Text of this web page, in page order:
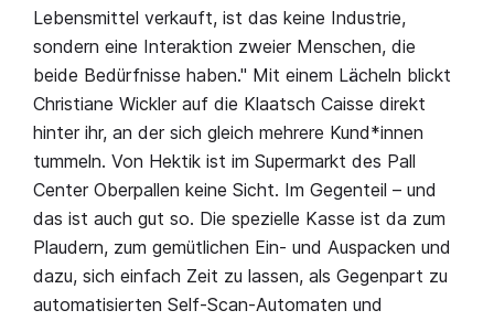
Lebensmittel verkauft, ist das keine Industrie,
sondern eine Interaktion zweier Menschen, die
beide Bedürfnisse haben." Mit einem Lächeln blickt
Christiane Wickler auf die Klaatsch Caisse direkt
hinter ihr, an der sich gleich mehrere Kund*innen
tummeln. Von Hektik ist im Supermarkt des Pall
Center Oberpallen keine Sicht. Im Gegenteil – und
das ist auch gut so. Die spezielle Kasse ist da zum
Plaudern, zum gemütlichen Ein- und Auspacken und
dazu, sich einfach Zeit zu lassen, als Gegenpart zu
automatisierten Self-Scan-Automaten und